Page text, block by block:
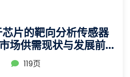
片的靶向分析传感器
场供需现状与发展前
119页